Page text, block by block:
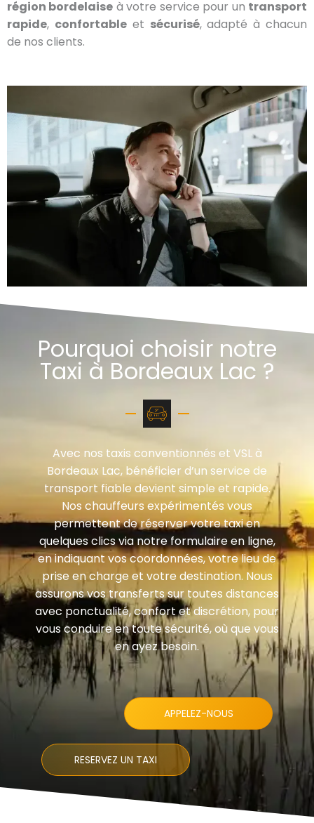
région bordelaise à votre service pour un transport
rapide, confortableet sécurisé, adapté à chacun
de nos clients.
Pourquoi choisir notre
Taxi à Bordeaux Lac ?
Avec nos taxis conventionnés et VSL à
Bordeaux Lac, bénéficier d’un service de
transport fiable devient simple et rapide.
Nos chauffeurs expérimentés vous
permettent de réserver votre taxi en
quelques clics via notre formulaire en ligne,
en indiquant vos coordonnées, votre lieu de
prise en charge et votre destination. Nous
assurons vos transferts sur toutes distances
avec ponctualité, confort et discrétion, pour
vous conduire en toute sécurité, où que vous
en ayez besoin.
APPELEZ-NOUS
RESERVEZ UN TAXI